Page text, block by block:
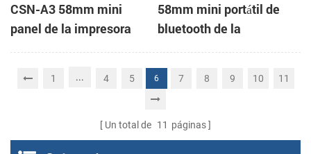
CSN-A3 58mm mini
panel de la impresora
térmica de recibos
58mm mini portátil de
bluetooth de la
impresora térmica de
recibos para móviles
1 ... 4 5 6 7 8 9 10 11
Un total de 11 páginas